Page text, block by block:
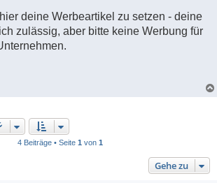
deine Werbeartikel zu setzen - deine
zulässig, aber bitte keine Werbung für
4 Beiträge • Seite 1 von 1
Gehe zu